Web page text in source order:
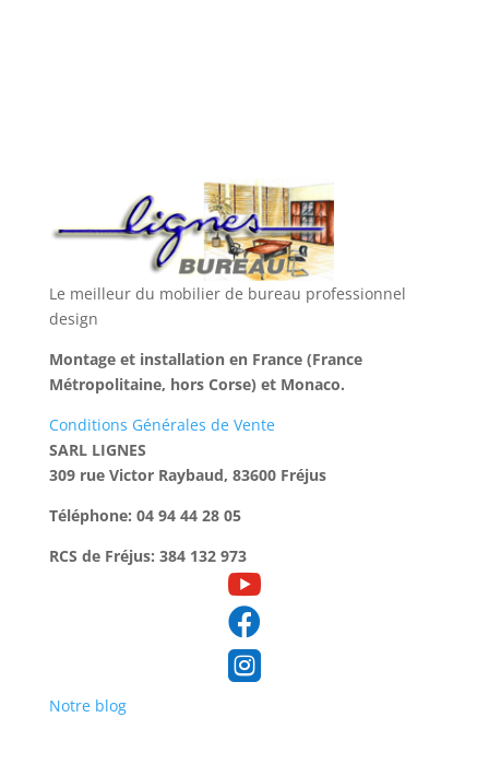
Le meilleur du mobilier de bureau professionnel
design
Montage et installation en France (France
Métropolitaine, hors Corse) et Monaco.
Conditions Générales de Vente
SARL LIGNES
309 rue Victor Raybaud, 83600 Fréjus
Téléphone: 04 94 44 28 05
RCS de Fréjus: 384 132 973



Notre blog